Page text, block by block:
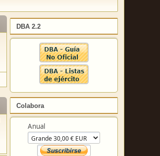
DBA 2.2
Colabora
Anual